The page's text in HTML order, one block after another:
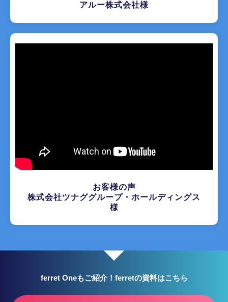
アルー株式会社様
お客様の声
株式会社ツナググループ・ホールディングス
様
ferret Oneもご紹介！ferretの資料はこちら